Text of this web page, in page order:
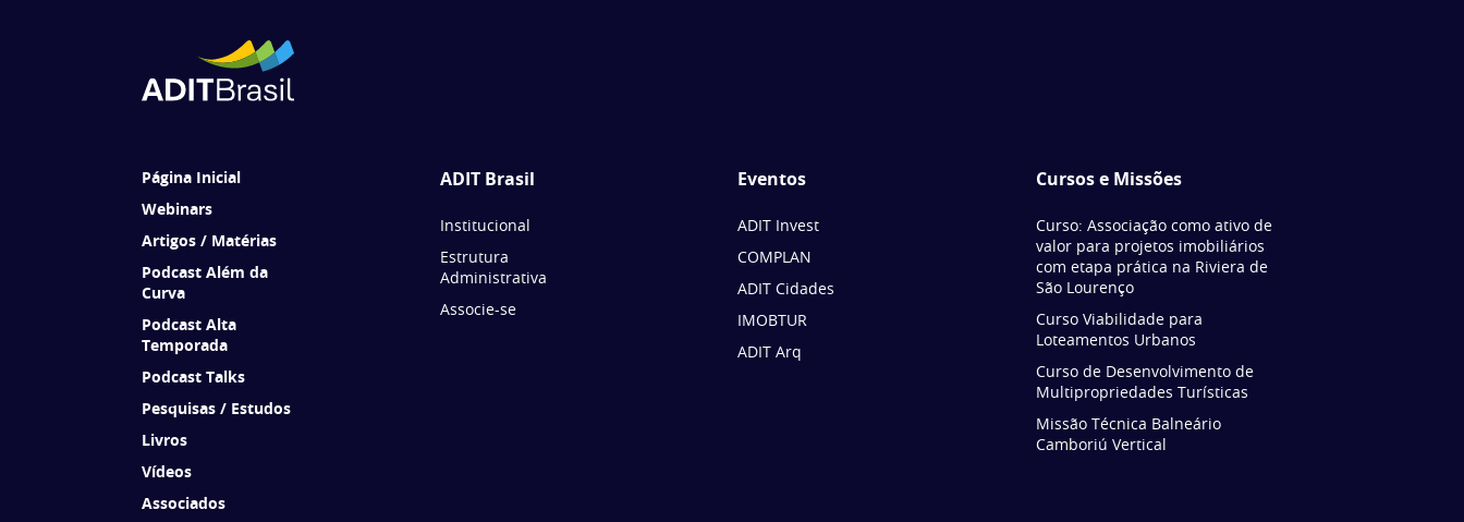
Página Inicial
Webinars
Artigos / Matérias
Podcast Além da
Curva
Podcast Alta
Temporada
Podcast Talks
Pesquisas / Estudos
Livros
Vídeos
Associados
ADIT Brasil
Institucional
Estrutura
Administrativa
Associe-se
Eventos
ADIT Invest
COMPLAN
ADIT Cidades
IMOBTUR
ADIT Arq
Cursos e Missões
Curso: Associação como ativo de
valor para projetos imobiliários
com etapa prática na Riviera de
São Lourenço
Curso Viabilidade para
Loteamentos Urbanos
Curso de Desenvolvimento de
Multipropriedades Turísticas
Missão Técnica Balneário
Camboriú Vertical